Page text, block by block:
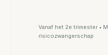
Vanaf het 2e trimester •
risicozwangerschap